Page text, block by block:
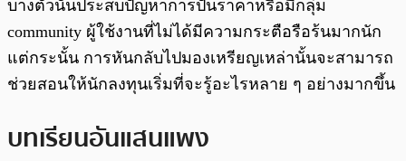
บางตัวนั้นประสบปัญหาการปั่นราคาหรือมีกลุ่ม
community ผู้ใช้งานที่ไม่ได้มีความกระตือรือร้นมากนัก
แต่กระนั้น การหันกลับไปมองเหรียญเหล่านั้นจะสามารถ
ช่วยสอนให้นักลงทุนเริ่มที่จะรู้อะไรหลาย ๆ อย่างมากขึ้น
บทเรียนอันแสนแพง